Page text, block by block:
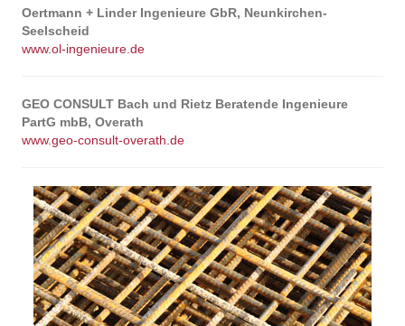
Oertmann + Linder Ingenieure GbR, Neunkirchen-
Seelscheid
www.ol-ingenieure.de
GEO CONSULT Bach und Rietz Beratende Ingenieure
PartG mbB, Overath
www.geo-consult-overath.de